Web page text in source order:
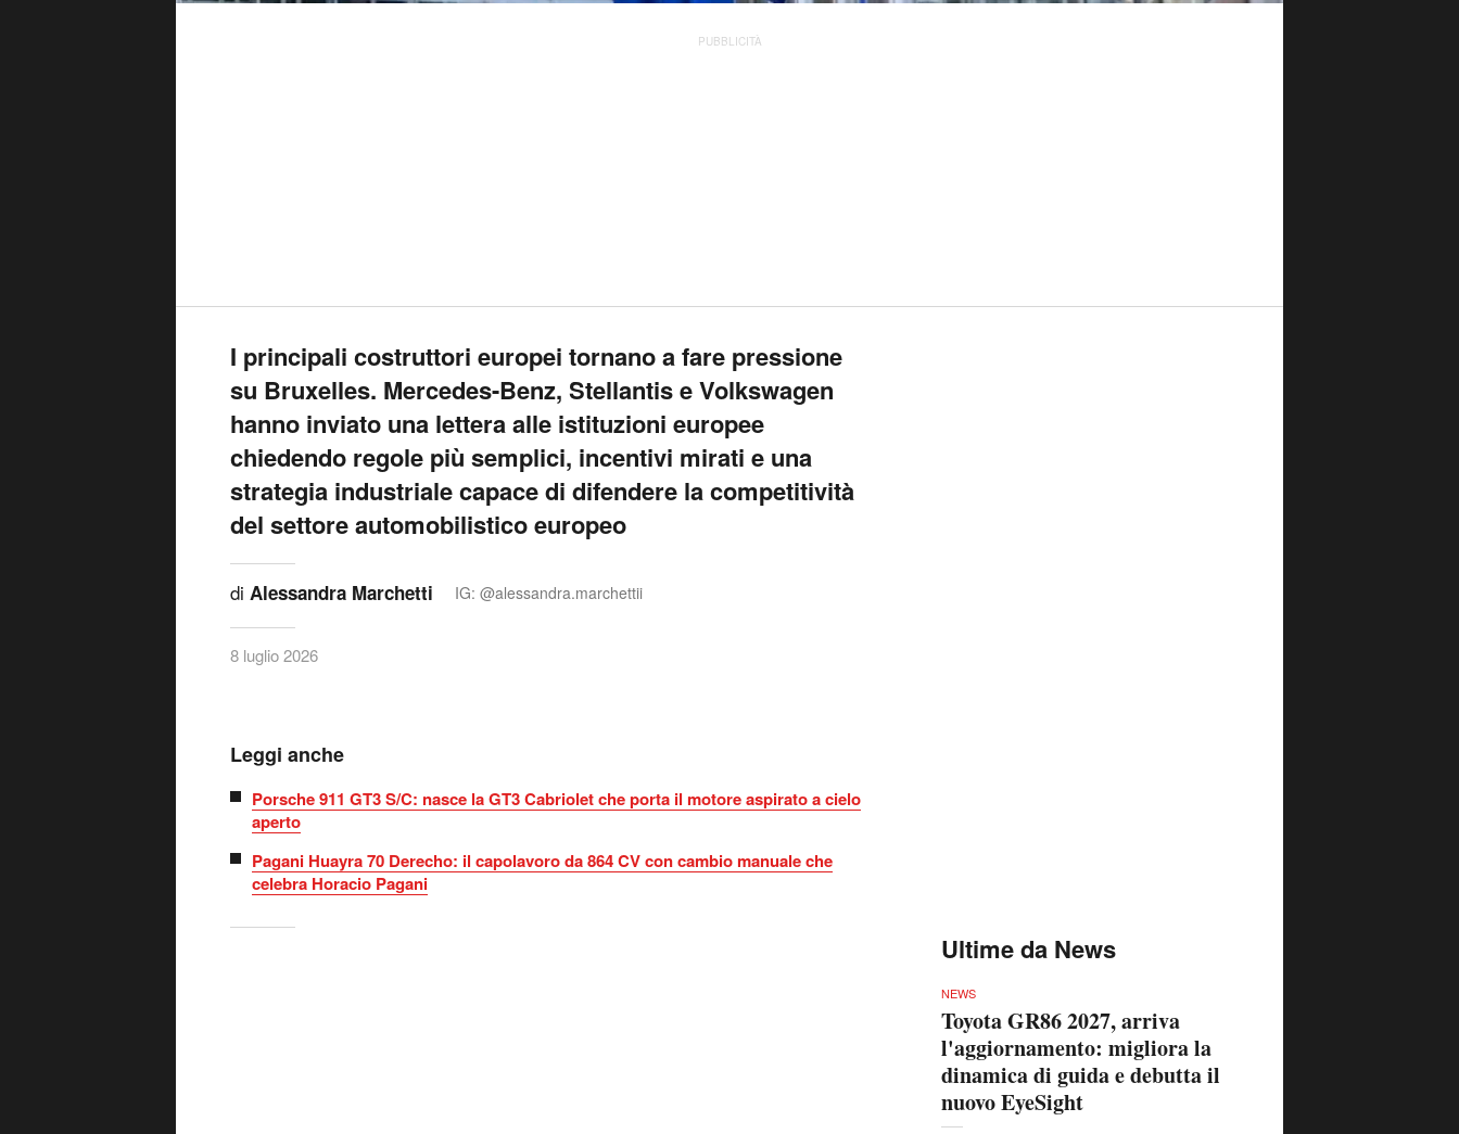
PUBBLICITÀ
I principali costruttori europei tornano a fare pressione
su Bruxelles. Mercedes-Benz, Stellantis e Volkswagen
hanno inviato una lettera alle istituzioni europee
chiedendo regole più semplici, incentivi mirati e una
strategia industriale capace di difendere la competitività
del settore automobilistico europeo
di Alessandra Marchetti IG: @alessandra.marchettii
8 luglio 2026
Leggi anche
Porsche 911 GT3 S/C: nasce la GT3 Cabriolet che porta il motore aspirato a cielo
aperto
Pagani Huayra 70 Derecho: il capolavoro da 864 CV con cambio manuale che
celebra Horacio Pagani
Ultime da News
NEWS
Toyota GR86 2027, arriva
l'aggiornamento: migliora la
dinamica di guida e debutta il
nuovo EyeSight